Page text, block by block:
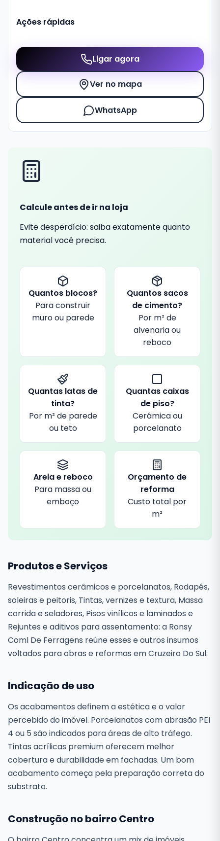
Ações rápidas
Ligar agora
Ver no mapa
WhatsApp
Calcule antes de ir na loja
Evite desperdício: saiba exatamente quanto
material você precisa.
Quantos blocos?
Para construir
muro ou parede
Quantos sacos
de cimento?
Por m² de
alvenaria ou
reboco
Quantas latas de
tinta?
Por m² de parede
ou teto
Quantas caixas
de piso?
Cerâmica ou
porcelanato
Areia e reboco
Para massa ou
emboço
Orçamento de
reforma
Custo total por
m²
Produtos e Serviços
Revestimentos cerâmicos e porcelanatos, Rodapés,
soleiras e peitoris, Tintas, vernizes e textura, Massa
corrida e seladores, Pisos vinílicos e laminados e
Rejuntes e aditivos para assentamento: a Ronsy
Coml De Ferragens reúne esses e outros insumos
voltados para obras e reformas em Cruzeiro Do Sul.
Indicação de uso
Os acabamentos definem a estética e o valor
percebido do imóvel. Porcelanatos com abrasão PEI
4 ou 5 são indicados para áreas de alto tráfego.
Tintas acrílicas premium oferecem melhor
cobertura e durabilidade em fachadas. Um bom
acabamento começa pela preparação correta do
substrato.
Construção no bairro Centro